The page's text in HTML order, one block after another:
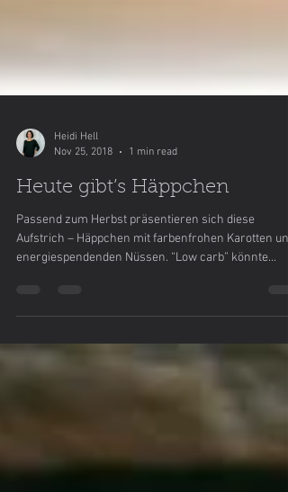
Heidi Hell
Nov 25, 2018
1 min read
Heute gibt’s Häppchen
Passend zum Herbst präsentieren sich diese